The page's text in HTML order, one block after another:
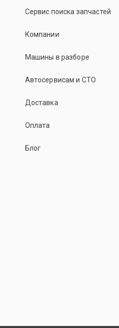
Сервис поиска запчастей
Компании
Машины в разборе
Автосервисам и СТО
Доставка
Оплата
Блог